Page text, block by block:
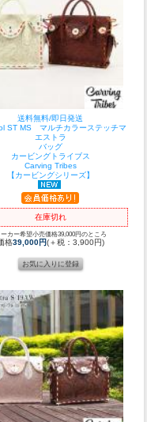
送料無料/即日発送
ST MS マルチカラーステッチマ
エストラ
バッグ
カービングトライブス
Carving Tribes
【カービングシリーズ】
在庫切れ
ーカー希望小売価格39,000円のところ
格39,000円(＋税：3,900円)